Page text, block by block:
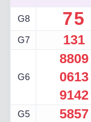
G8 75
G7 131
G6
8809
0613
9142
G5 5857